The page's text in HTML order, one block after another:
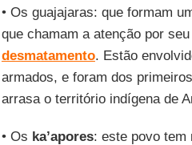
• Os guajajaras: que formam
que chamam a atenção por
desmatamento. Estão
armados, e foram dos
arrasa o território indígena de
• Os ka’apores: este povo tem